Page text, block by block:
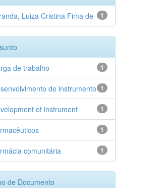
1
Luiza Cristina Fima de
1
de trabalho
1
de instrumento
1
of instrument
1
1
comunitária
de Documento